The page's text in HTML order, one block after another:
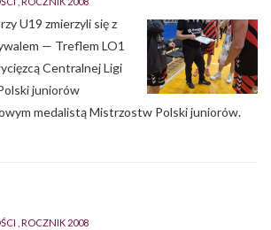
U19 zmierzyli się z
— Treflem LO1
Centralnej Ligi
juniorów
medalistą Mistrzostw Polski juniorów.
ROCZNIK 2008